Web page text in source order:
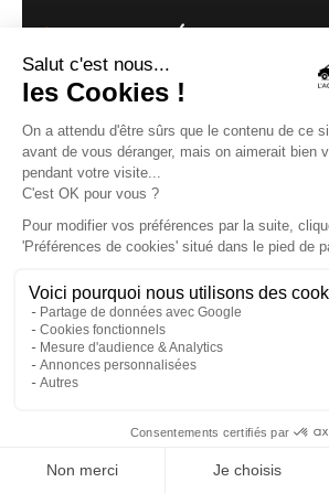
NOS VIDÉOS
Routeur 5G, autonomie renforcée :